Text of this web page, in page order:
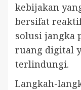
kebijakan
bersifat
solusi jangka
ruang digital
terlindungi.
Langkah-